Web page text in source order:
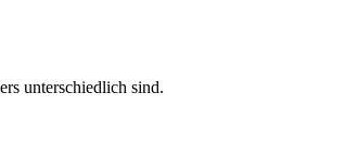
unterschiedlich sind.